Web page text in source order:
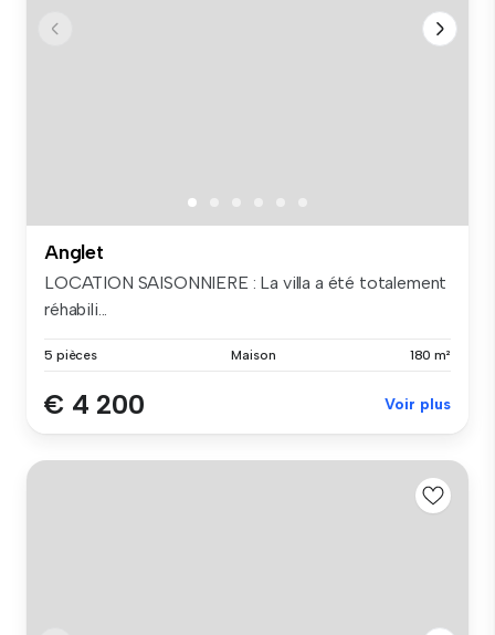
Anglet
LOCATION SAISONNIERE : La villa a été totalement
réhabili...
5 pièces Maison 180 m²
€ 4 200 Voir plus